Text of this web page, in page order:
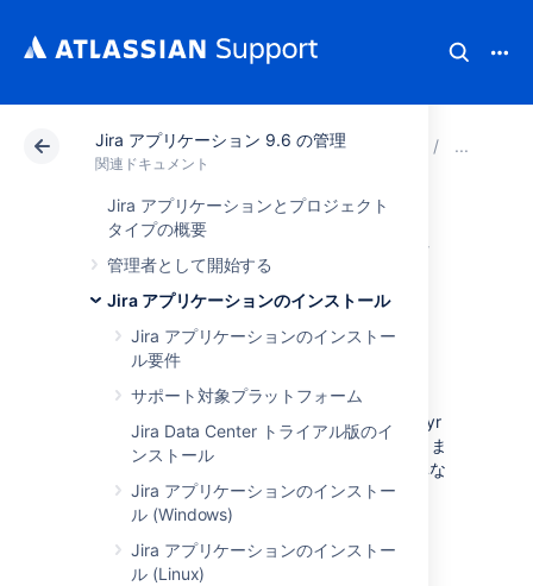
Jira アプリケーション 9.6 の管理
関連ドキュメント
Jira アプリケーションとプロジェクト
タイプの概要
管理者として開始する
Jira アプリケーションのインストール
Jira アプリケーションのインストー
ル要件
サポート対象プラットフォーム
Jira Data Center トライアル版のイ
ンストール
Jira アプリケーションのインストー
ル (Windows)
Jira アプリケーションのインストー
ル (Linux)
アトラシアン サポート 関連ドキュメント Jira アプ
他のツールとの連
携
Zephyr との統合
Jira Cloudに付属している Zephyr Enterprise
Connector は Zephyr Enterprise および Zephyr
Community Edition に欠陥メトリクスを送信しま
す。このプラグインは、
とは異な
るプラグインです。
サイトに管理者としてログインします。